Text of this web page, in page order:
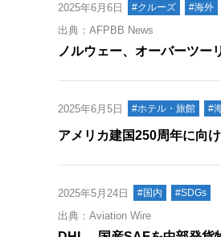
2025年6月6日 #クルーズ #海外
出典：AFPBB News
ノルウェー、オーバーツー
2025年6月5日 #ホテル・旅館 #
アメリカ建国250周年に向
2025年5月24日 #国内 #SDGs
出典：Aviation Wire